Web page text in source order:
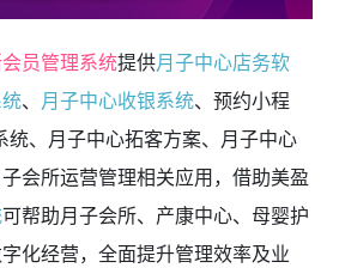
员管理系统提供月子中心店务软
、 月子中心收银系统、预约小程
、月子中心拓客方案、月子中心
会所运营管理相关应用，借助美盈
可帮助月子会所、产康中心、母婴护
化经营，全面提升管理效率及业